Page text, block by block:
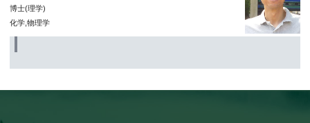
博士(理学)
化学,物理学